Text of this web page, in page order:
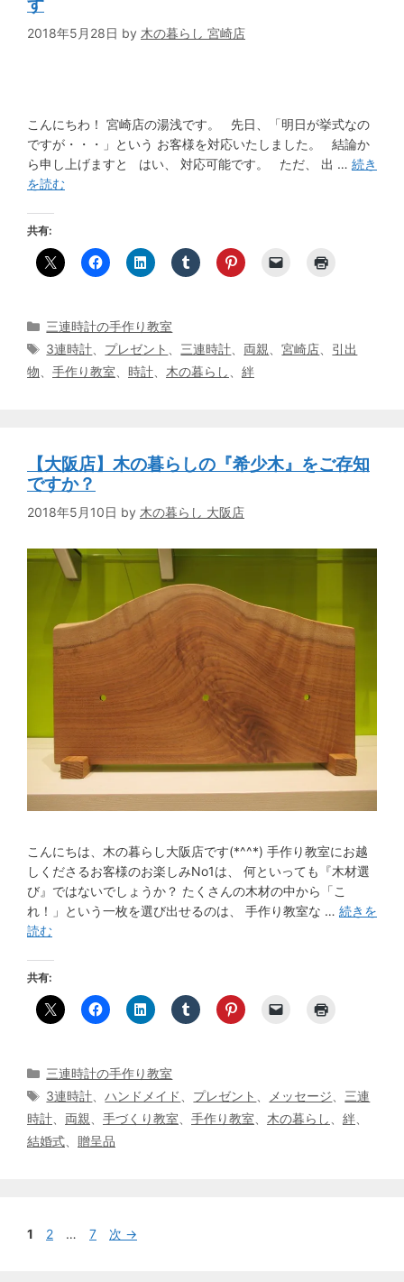
す
2018年5月28日 by 木の暮らし 宮崎店
こんにちわ！ 宮崎店の湯浅です。 先日、「明日が挙式なの
ですが・・・」という お客様を対応いたしました。 結論か
ら申し上げますと はい、 対応可能です。 ただ、 出 … 続き
を読む
共有:
カ
テ
リ
三連時計の手作り教室
タ
グ
3連時計 プレゼント 三連時計 両親 、宮崎店
引出
物
手作り教室 時計 木の暮らし 絆
【大阪店】木の暮らしの『希少木』をご存知
ですか？
2018年5月10日 by 木の暮らし 大阪店
こんにちは、木の暮らし大阪店です(*^^*) 手作り教室にお越
しくださるお客様のお楽しみNo1は、 何といっても『木材選
び』ではないでしょうか？ たくさんの木材の中から「こ
れ！」という一枚を選び出せるのは、 手作り教室な … 続きを
読む
共有:
カ
テ
リ
ー
三連時計の手作り教室
タ
グ
3連時計 、ハンドメイド プレゼント メッセージ
三連
時計
両親 手づくり教室 手作り教室 木の暮らし 絆
結婚式
贈呈品
投
ペ
1
ペ
2 …
ペ
7 次 →